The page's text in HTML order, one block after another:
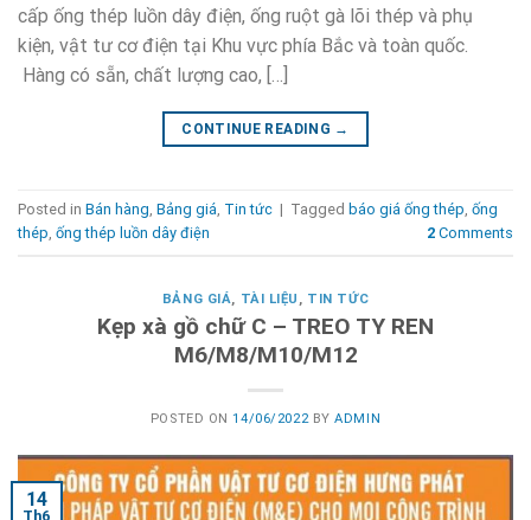
cấp ống thép luồn dây điện, ống ruột gà lõi thép và phụ
kiện, vật tư cơ điện tại Khu vực phía Bắc và toàn quốc.
Hàng có sẵn, chất lượng cao, […]
CONTINUE READING →
Posted in Bán hàng, Bảng giá, Tin tức | Tagged báo giá ống thép, ống
thép, ống thép luồn dây điện 2 Comments
BẢNG GIÁ, TÀI LIỆU , TIN TỨC
Kẹp xà gồ chữ C – TREO TY REN
M6/M8/M10/M12
POSTED ON14/06/2022BYADMIN
14
Th6